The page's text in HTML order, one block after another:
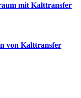
mit Kalttransfer
von Kalttransfer